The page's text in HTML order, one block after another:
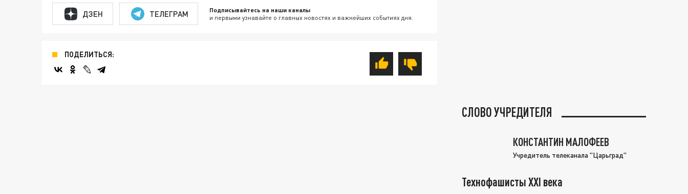
ДЗЕН ТЕЛЕГРАМ Подписывайтесь на наши каналы
и первыми узнавайте о главных новостях и важнейших событиях дня.
ПОДЕЛИТЬСЯ:
СЛОВО УЧРЕДИТЕЛЯ
КОНСТАНТИН МАЛОФЕЕВ
Учредитель телеканала "Царьград"
Технофашисты XXI века